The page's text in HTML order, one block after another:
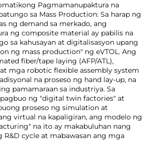
Pagmamanupaktura na
sa Mass Production: Sa harap ng
ng demand sa merkado, ang
ng composite material ay pabilis na
sa kahusayan at digitalisasyon upang
ng mass production" ng eVTOL. Ang
fiber/tape laying (AFP/ATL),
mga robotic flexible assembly system
na proseso ng hand lay-up, na
pamamaraan sa industriya. Sa
ng "digital twin factories" at
proseso ng simulation at
virtual na kapaligiran, ang modelo ng
na ito ay makabuluhan nang
R&D cycle at mabawasan ang mga